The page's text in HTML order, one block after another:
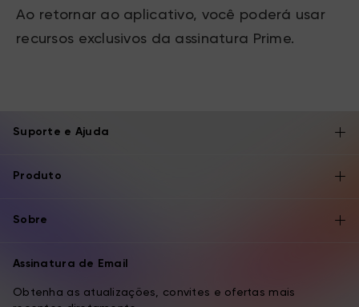
Ao retornar ao aplicativo, você poderá usar
recursos exclusivos da assinatura Prime.
Suporte e Ajuda
Produto
Sobre
Assinatura de Email
Obtenha as atualizações, convites e ofertas mais